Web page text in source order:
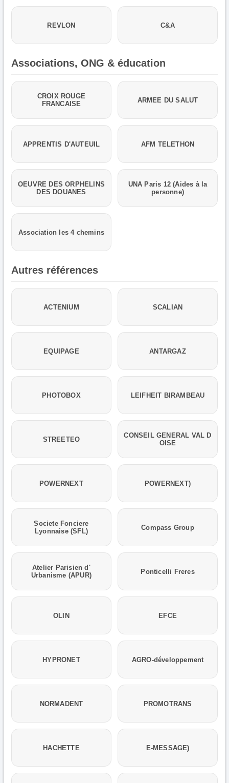
REVLON C&A
Associations, ONG & éducation
CROIX ROUGE
FRANCAISE
ARMEE DU SALUT
APPRENTIS D'AUTEUIL AFM TELETHON
OEUVRE DES ORPHELINS
DES DOUANES
UNA Paris 12 (Aides à la
personne)
Association les 4 chemins
Autres références
ACTENIUM SCALIAN
EQUIPAGE ANTARGAZ
PHOTOBOX LEIFHEIT BIRAMBEAU
STREETEO
CONSEIL GENERAL VAL D
OISE
POWERNEXT POWERNEXT)
Societe Fonciere
Lyonnaise (SFL)
Compass Group
Atelier Parisien d'
Urbanisme (APUR)
Ponticelli Freres
OLIN EFCE
HYPRONET AGRO-développement
NORMADENT PROMOTRANS
HACHETTE E-MESSAGE)